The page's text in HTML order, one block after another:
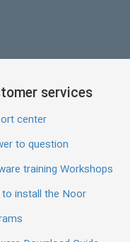
services
center
to question
training Workshops
install the Noor